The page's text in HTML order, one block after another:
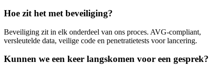
Hoe zit het met beveiliging?
Beveiliging zit in elk onderdeel van ons proces. AVG-compliant,
versleutelde data, veilige code en penetratietests voor lancering.
Kunnen we een keer langskomen voor een gesprek?